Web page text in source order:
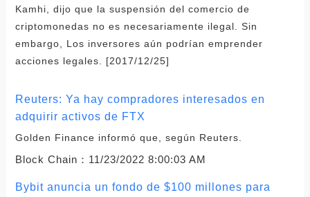
Kamhi, dijo que la suspensión del comercio de
criptomonedas no es necesariamente ilegal. Sin
embargo, Los inversores aún podrían emprender
acciones legales. [2017/12/25]
Reuters: Ya hay compradores interesados ​​en
adquirir activos de FTX
Golden Finance informó que, según Reuters.
Block Chain： 11/23/2022 8:00:03 AM
Bybit anuncia un fondo de $100 millones para